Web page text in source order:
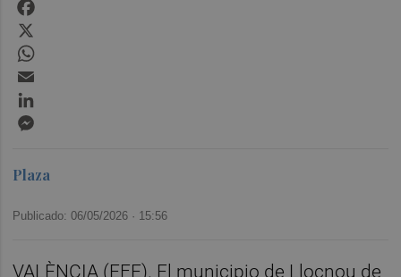
Plaza
Publicado: 06/05/2026 · 15:56
VALÈNCIA (EFE). El municipio de Llocnou de